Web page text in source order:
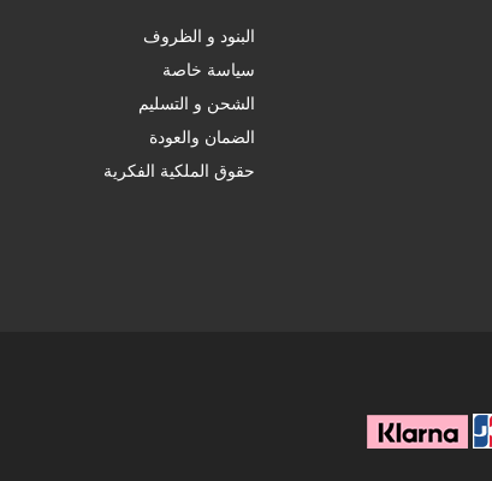
البنود و الظروف
سياسة خاصة
الشحن و التسليم
الضمان والعودة
حقوق الملكية الفكرية